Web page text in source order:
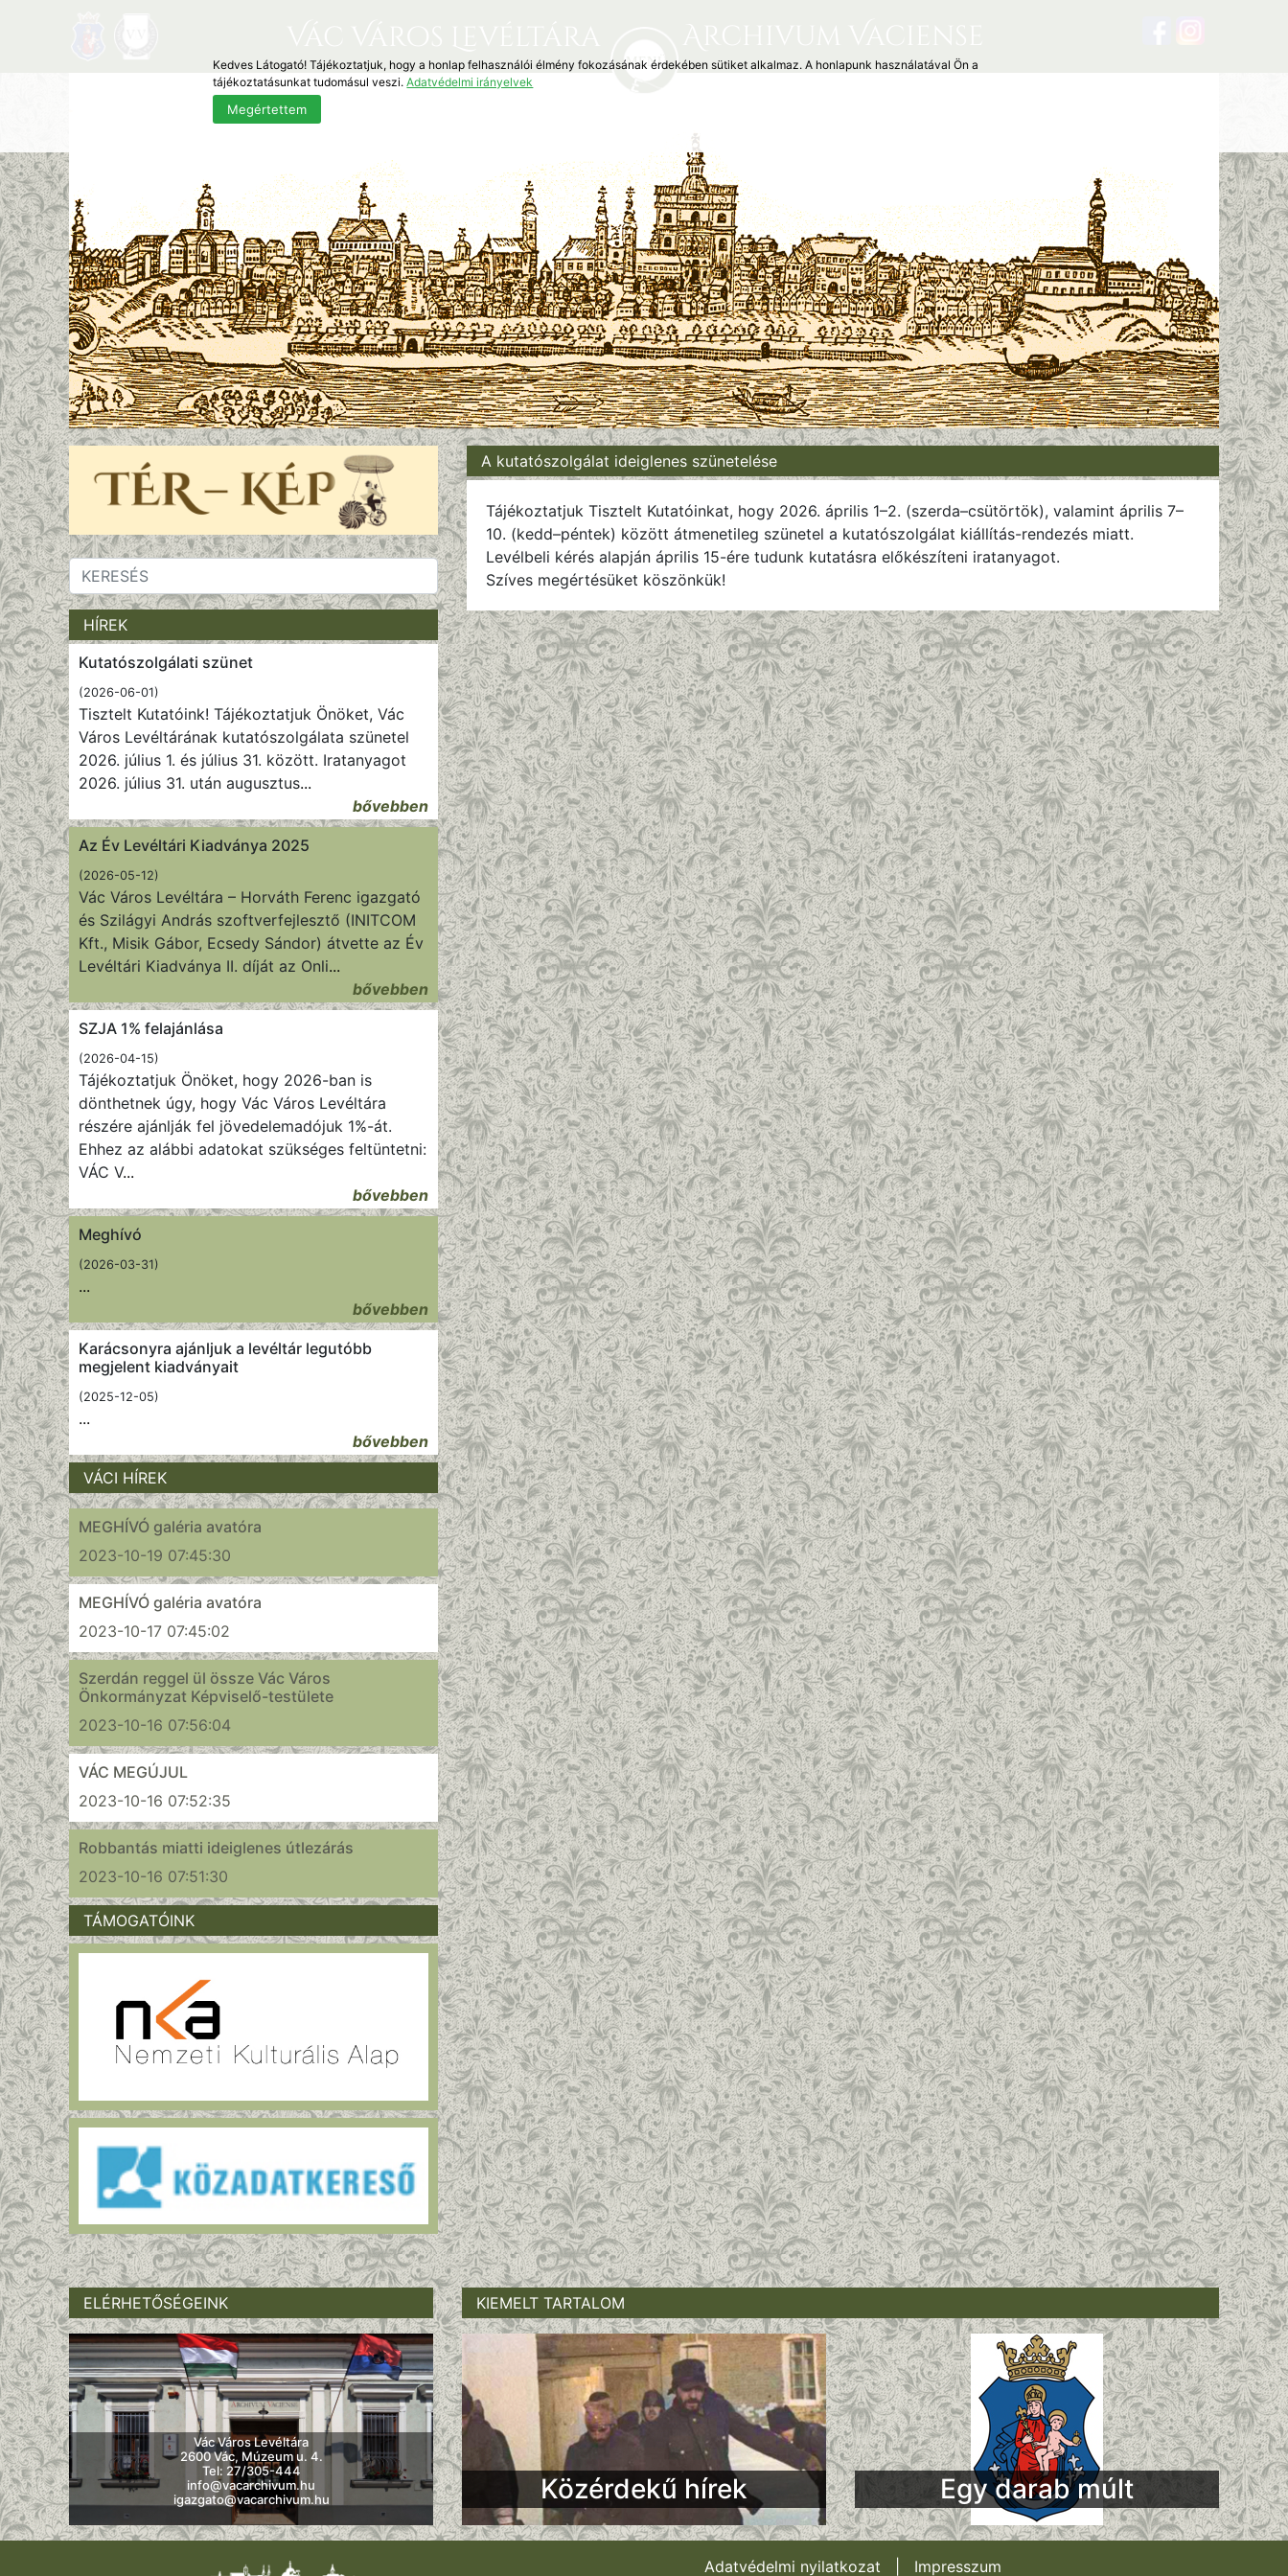
HÍREK
Kutatószolgálati szünet
(2026-06-01)
Tisztelt Kutatóink! Tájékoztatjuk Önöket, Vác
Város Levéltárának kutatószolgálata szünetel
2026. július 1. és július 31. között. Iratanyagot
2026. július 31. után augusztus...
bővebben
Az Év Levéltári Kiadványa 2025
(2026-05-12)
Vác Város Levéltára – Horváth Ferenc igazgató
és Szilágyi András szoftverfejlesztő (INITCOM
Kft., Misik Gábor, Ecsedy Sándor) átvette az Év
Levéltári Kiadványa II. díját az Onli...
bővebben
SZJA 1% felajánlása
(2026-04-15)
Tájékoztatjuk Önöket, hogy 2026-ban is
dönthetnek úgy, hogy Vác Város Levéltára
részére ajánlják fel jövedelemadójuk 1%-át.
Ehhez az alábbi adatokat szükséges feltüntetni:
VÁC V...
bővebben
Meghívó
(2026-03-31)
...
bővebben
Karácsonyra ajánljuk a levéltár legutóbb
megjelent kiadványait
(2025-12-05)
...
bővebben
VÁCI HÍREK
MEGHÍVÓ galéria avatóra
2023-10-19 07:45:30
MEGHÍVÓ galéria avatóra
2023-10-17 07:45:02
Szerdán reggel ül össze Vác Város
Önkormányzat Képviselő-testülete
2023-10-16 07:56:04
VÁC MEGÚJUL
2023-10-16 07:52:35
Robbantás miatti ideiglenes útlezárás
2023-10-16 07:51:30
TÁMOGATÓINK
A kutatószolgálat ideiglenes szünetelése
Tájékoztatjuk Tisztelt Kutatóinkat, hogy 2026. április 1–2. (szerda–csütörtök), valamint április 7–
10. (kedd–péntek) között átmenetileg szünetel a kutatószolgálat kiállítás-rendezés miatt.
Levélbeli kérés alapján április 15-ére tudunk kutatásra előkészíteni iratanyagot.
Szíves megértésüket köszönkük!
ELÉRHETŐSÉGEINK
Vác Város Levéltára
2600 Vác, Múzeum u. 4.
Tel: 27/305-444
info@vacarchivum.hu
igazgato@vacarchivum.hu
KIEMELT TARTALOM
Közérdekű hírek Egy darab múlt
Adatvédelmi nyilatkozat Impresszum
Kedves Látogató! Tájékoztatjuk, hogy a honlap felhasználói élmény fokozásának érdekében sütiket alkalmaz. A honlapunk használatával Ön a
tájékoztatásunkat tudomásul veszi.Adatvédelmi irányelvek
Megértettem